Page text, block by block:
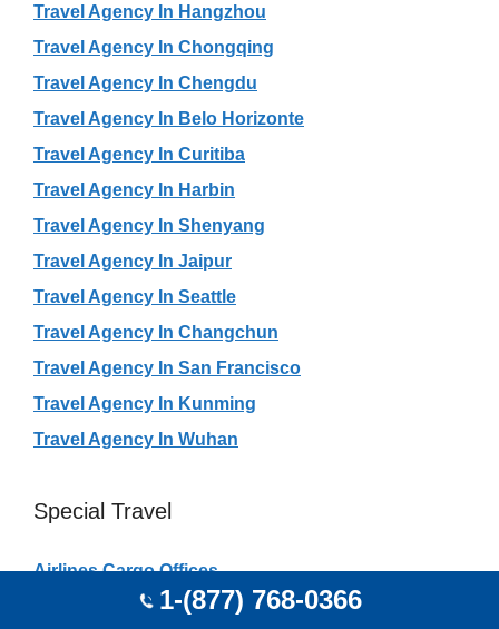
Travel Agency In Hangzhou
Travel Agency In Chongqing
Travel Agency In Chengdu
Travel Agency In Belo Horizonte
Travel Agency In Curitiba
Travel Agency In Harbin
Travel Agency In Shenyang
Travel Agency In Jaipur
Travel Agency In Seattle
Travel Agency In Changchun
Travel Agency In San Francisco
Travel Agency In Kunming
Travel Agency In Wuhan
Special Travel
Airlines Cargo Offices
Airlines City Offices1-(877) 768-0366